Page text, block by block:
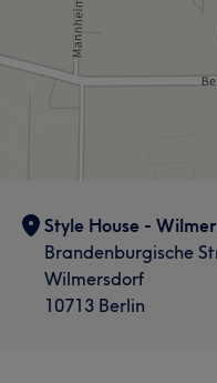
Style House -
Brandenburgische
Wilmersdorf
10713 Berlin